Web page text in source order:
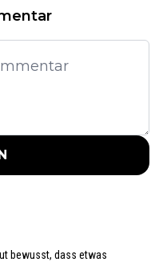
bewusst, dass etwas